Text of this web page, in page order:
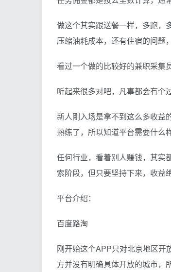
做这个其实跟送餐一样，多跑，
压缩油耗成本，还有住宿的问题
看过一个做的比较好的兼职采集
听起来很多对吧，凡事都会有个
新人刚入场是拿不到这么多收益
熟练了，所以知道平台需要什么
任何行业，看着别人赚钱，其实
索阶段，但只要坚持下来，收益
平台介绍：
百度路淘
刚开始这个APP只对北京地区开
方并没有明确具体开放的城市，